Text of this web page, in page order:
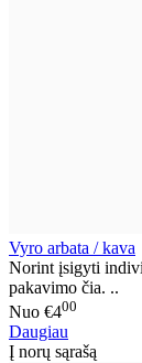
Vyro arbata / kava
Norint įsigyti
pakavimo čia. ..
Nuo €400
Daugiau
Į norų sąrašą